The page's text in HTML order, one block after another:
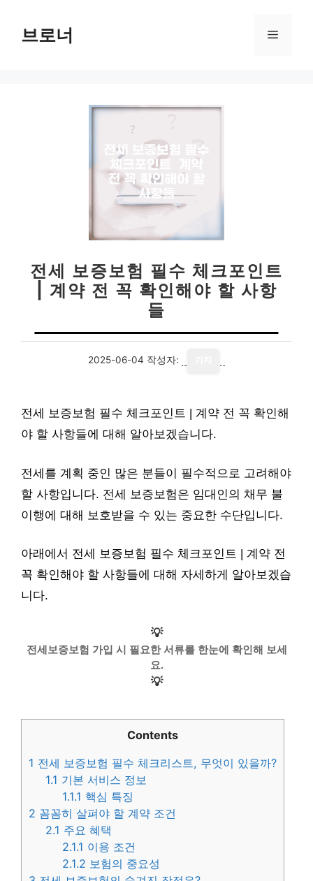
브로너 메
전세 보증보험 필수 체크포인트
| 계약 전 꼭 확인해야 할 사항
들
2025-06-04 작성자:
전세 보증보험 필수 체크포인트 | 계약 전 꼭 확인해
야 할 사항들에 대해 알아보겠습니다.
전세를 계획 중인 많은 분들이 필수적으로 고려해야
할 사항입니다. 전세 보증보험은 임대인의 채무 불
이행에 대해 보호받을 수 있는 중요한 수단입니다.
아래에서 전세 보증보험 필수 체크포인트 | 계약 전
꼭 확인해야 할 사항들에 대해 자세하게 알아보겠습
니다.
💡
전세보증보험 가입 시 필요한 서류를 한눈에 확인해 보세
요.
💡
Contents
1 전세 보증보험 필수 체크리스트, 무엇이 있을까?
1.1 기본 서비스 정보
1.1.1 핵심 특징
2 꼼꼼히 살펴야 할 계약 조건
2.1 주요 혜택
2.1.1 이용 조건
2.1.2 보험의 중요성